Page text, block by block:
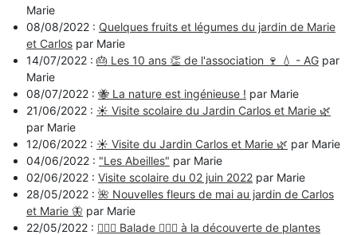
Marie
08/08/2022 : Quelques fruits et légumes du jardin de Marie
et Carlos par Marie
14/07/2022 : 🎂 Les 10 ans 👏 de l'association 🍷 💧 - AG par
Marie
08/07/2022 : 🐝 La nature est ingénieuse ! par Marie
21/06/2022 : ☀️ Visite scolaire du Jardin Carlos et Marie 🌿
par Marie
12/06/2022 : ☀️ Visite du Jardin Carlos et Marie 🌿 par Marie
04/06/2022 : "Les Abeilles" par Marie
02/06/2022 : Visite scolaire du 02 juin 2022 par Marie
28/05/2022 : 🌺 Nouvelles fleurs de mai au jardin de Carlos
et Marie 🦋 par Marie
22/05/2022 : 🚶🏻‍♀️ Balade 🚶🏻‍♂️ à la découverte de plantes